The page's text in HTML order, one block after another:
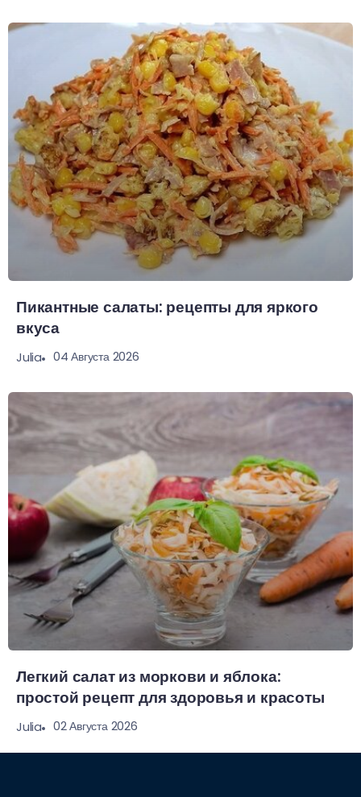
Пикантные салаты: рецепты для яркого
вкуса
Julia 04 Августа 2026
Легкий салат из моркови и яблока:
простой рецепт для здоровья и красоты
Julia 02 Августа 2026